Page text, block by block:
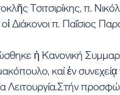
Τσιτσιρίκης, π.
Διάκονοι π. Παΐσιος
ἡ Κανονική
καί ἐν συνεχείᾳ
Λειτουργία.Στήν